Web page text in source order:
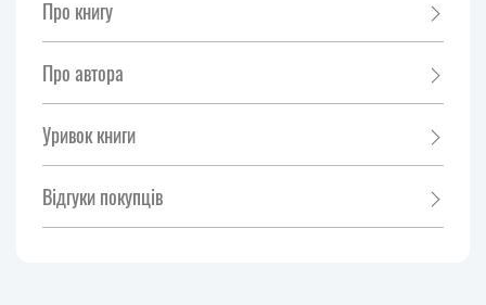
Про книгу
Про автора
Уривок книги
Відгуки покупців